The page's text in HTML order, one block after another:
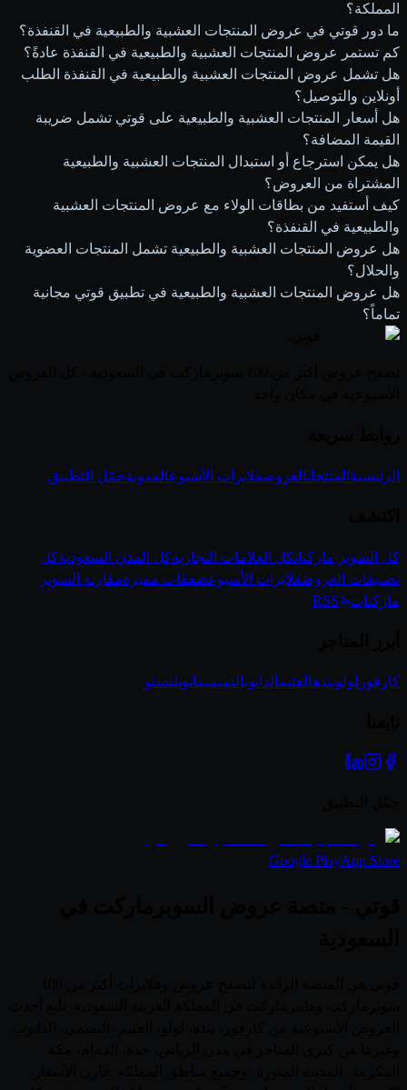
المملكة؟
ما دور قوتي في عروض المنتجات العشبية والطبيعية في القنفذة؟
كم تستمر عروض المنتجات العشبية والطبيعية في القنفذة عادةً؟
هل تشمل عروض المنتجات العشبية والطبيعية في القنفذة الطلب
أونلاين والتوصيل؟
هل أسعار المنتجات العشبية والطبيعية على قوتي تشمل ضريبة
القيمة المضافة؟
هل يمكن استرجاع أو استبدال المنتجات العشبية والطبيعية
المشتراة من العروض؟
كيف أستفيد من بطاقات الولاء مع عروض المنتجات العشبية
والطبيعية في القنفذة؟
هل عروض المنتجات العشبية والطبيعية تشمل المنتجات العضوية
والحلال؟
هل عروض المنتجات العشبية والطبيعية في تطبيق قوتي مجانية
تماماً؟
الرئيسية المنتجاتالعروضفلايرات الأسبوعالمدونةحمّل التطبيق
كل السوبر ماركتاتكل العلامات التجاريةكل المدن السعوديةكل
تصنيفات العروضفلايرات الأسبوعصفقات مميزةمقارنة السوبر
ماركتات
RSS
كارفور لولوبندهالعثيمالدانوبالتميميمانويلنستو
Google PlayApp Store